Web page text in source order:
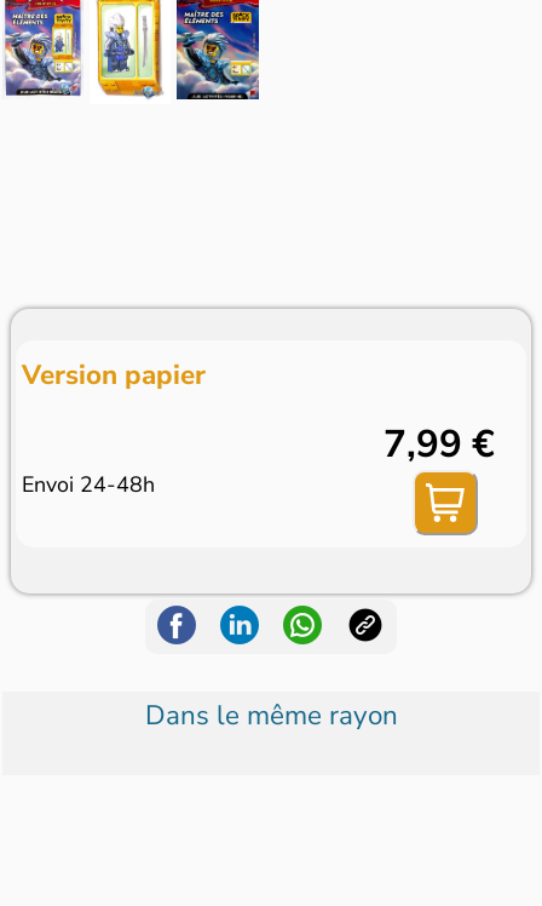
Version papier
Envoi 24-48h
7,99 €
Dans le même rayon